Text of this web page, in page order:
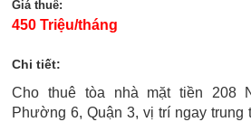
Giá thuê:
450 Triệu/tháng
Chi tiết:
Cho thuê tòa nhà mặt tiền 208
Phường 6, Quận 3, vị trí ngay trung